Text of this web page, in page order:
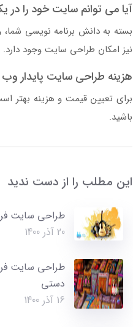
آیا می توانم سایت خود را در
بسته به دانش برنامه نویسی
نیز امکان طراحی سایت وجود دارد.
هزینه طراحی سایت پایدار
برای تعیین قیمت و هزینه بهتر
باشید.
این مطلب را از دست ندید
طراحی سایت
20 آذر 1400
طراحی سایت
دستی
16 آذر 1400